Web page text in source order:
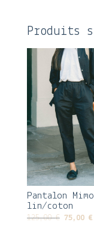
Produits
Pantalon
lin/coton
125,00€ Le
75,00 €